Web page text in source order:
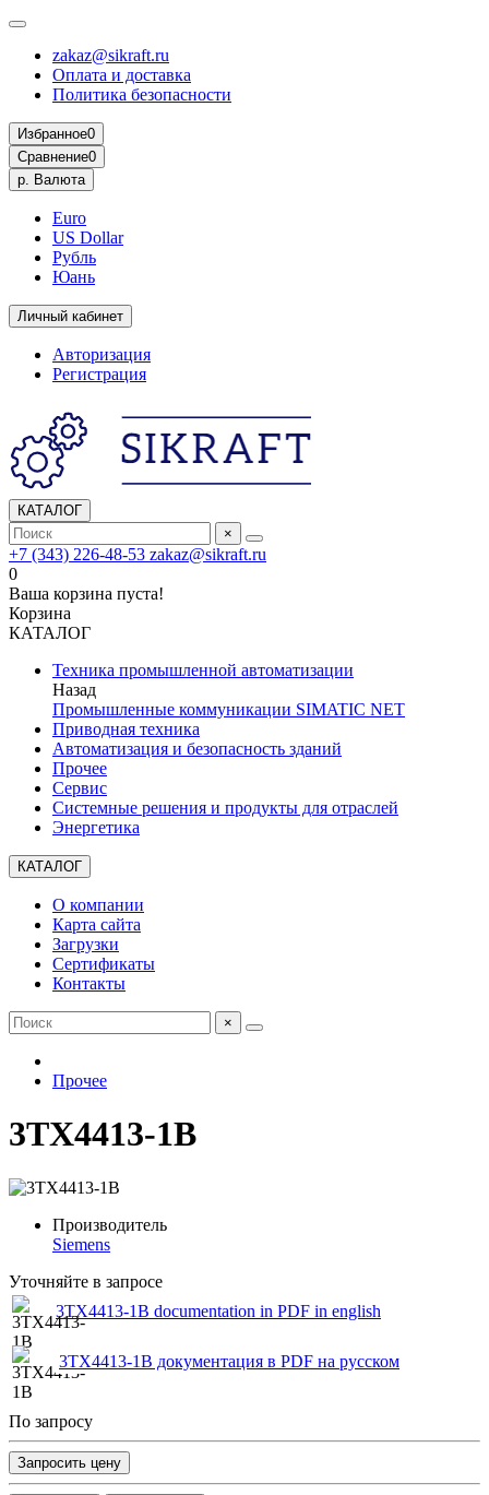
zakaz@sikraft.ru
Оплата и доставка
Политика безопасности
Избранное0
Сравнение0
р. Валюта
Euro
US Dollar
Рубль
Юань
Личный кабинет
Авторизация
Регистрация
КАТАЛОГ
×
+7 (343) 226-48-53 zakaz@sikraft.ru
0
Ваша корзина пуста!
Корзина
КАТАЛОГ
Техника промышленной автоматизации
Назад
Промышленные коммуникации SIMATIC NET
Приводная техника
Автоматизация и безопасность зданий
Прочее
Сервис
Системные решения и продукты для отраслей
Энергетика
КАТАЛОГ
О компании
Карта сайта
Загрузки
Сертификаты
Контакты
×
Прочее
3TX4413-1B
Производитель
Siemens
Уточняйте в запросе
3TX4413-1B documentation in PDF in english
3TX4413-1B документация в PDF на русском
По запросу
Запросить цену